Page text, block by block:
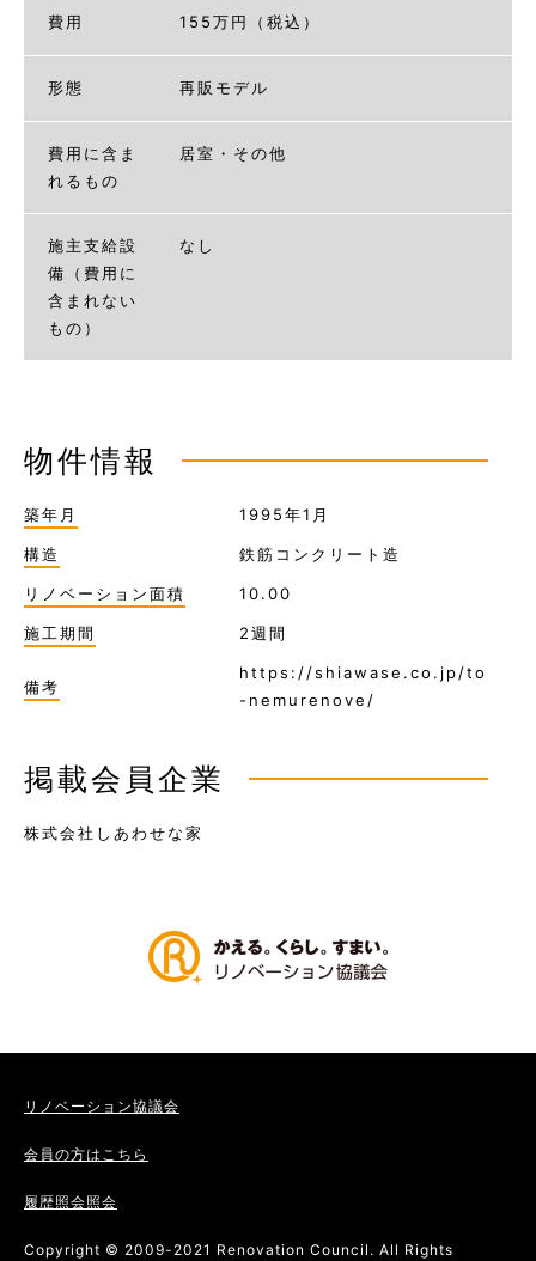
費用 155万円（税込）
形態 再販モデル
費用に含ま
れるもの
居室・その他
施主支給設
備（費用に
含まれない
もの）
なし
物件情報
築年月 1995年1月
構造 鉄筋コンクリート造
リノベーション面積 10.00
施工期間 2週間
備考
https://shiawase.co.jp/to
-nemurenove/
掲載会員企業
株式会社しあわせな家
リノベーション協議会
会員の方はこちら
履歴照会照会
Copyright © 2009-2021 Renovation Council. All Rights